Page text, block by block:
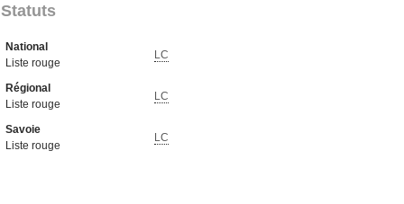
Statuts
National
Liste rouge
LC
Régional
Liste rouge
LC
Savoie
Liste rouge
LC